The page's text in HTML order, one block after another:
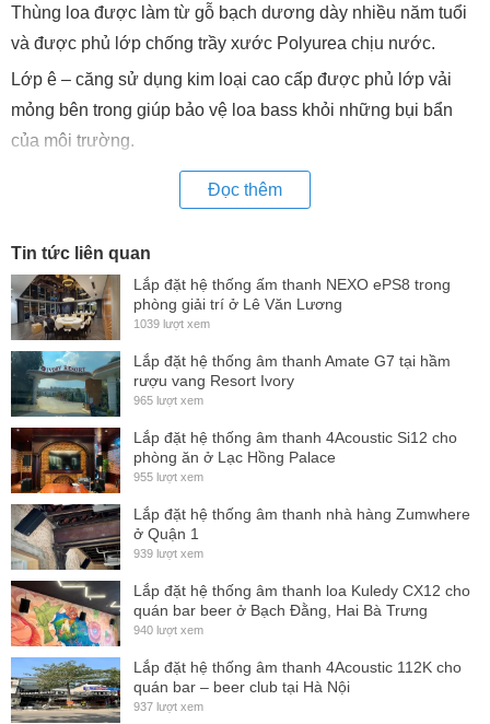
Thùng loa được làm từ gỗ bạch dương dày nhiều năm tuổi
và được phủ lớp chống trầy xước Polyurea chịu nước.
Lớp ê – căng sử dụng kim loại cao cấp được phủ lớp vải
mỏng bên trong giúp bảo vệ loa bass khỏi những bụi bẩn
của môi trường.
HCS-215F là dòng loa toàn giải với 3 mức
1800W/3600W/7200W, sử dụng mứccô
Dòngloa karaoke 4Acoustic
trong các dịch vụ kinh doanh và cho thuê.
Hai bass loa 40cm cung cấp một âm bass mạnh mẽ và có
mức tiêu thụ 800W một loa.
Màng loa, bass loa, củ nam châm được nhà sản xuất sử
dụng những chất liệu cao cấp nhất để mang đến một chất
lượng âm thanh hoàn mĩ và tuyệt vời.
Với kết cấuchắc chắnmạnh mẽ đôi loa cũng tạo được sự
thuận tiện trong qua quá trình lắp đặt, di chuyển và bố trí
trong nhiều không gian khác nhau.
Với loacông suất lớn cũng đòi hỏi thiếp bị phối ghép phải
mang sức mạnh phù hợp. Quý khách hàng có thể chọn các
dòng Amplifiers 4Acoustic để tối ưu sức mạnh và
Đọc thêm
Tin tức liên quan
Lắp đặt hệ thống ấm thanh NEXO ePS8 trong
phòng giải trí ở Lê Văn Lương
1039 lượt xem
Lắp đặt hệ thống âm thanh Amate G7 tại hầm
rượu vang Resort Ivory
965 lượt xem
Lắp đặt hệ thống âm thanh 4Acoustic Si12 cho
phòng ăn ở Lạc Hồng Palace
955 lượt xem
Lắp đặt hệ thống âm thanh nhà hàng Zumwhere
ở Quận 1
939 lượt xem
Lắp đặt hệ thống âm thanh loa Kuledy CX12 cho
quán bar beer ở Bạch Đằng, Hai Bà Trưng
940 lượt xem
Lắp đặt hệ thống âm thanh 4Acoustic 112K cho
quán bar – beer club tại Hà Nội
937 lượt xem